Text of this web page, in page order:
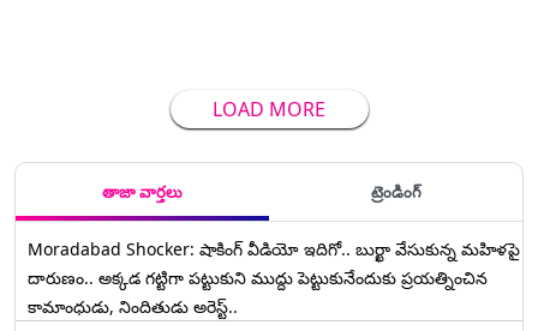
LOAD MORE
తాజా వార్తలు ట్రెండింగ్
Moradabad Shocker: షాకింగ్ వీడియో ఇదిగో.. బుర్ఖా వేసుకున్న మహిళపై
దారుణం.. అక్కడ గట్టిగా పట్టుకుని ముద్దు పెట్టుకునేందుకు ప్రయత్నించిన
కామాంధుడు, నిందితుడు అరెస్ట్..